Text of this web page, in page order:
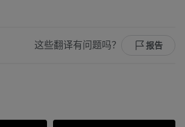
这些翻译有问题吗？ 报告